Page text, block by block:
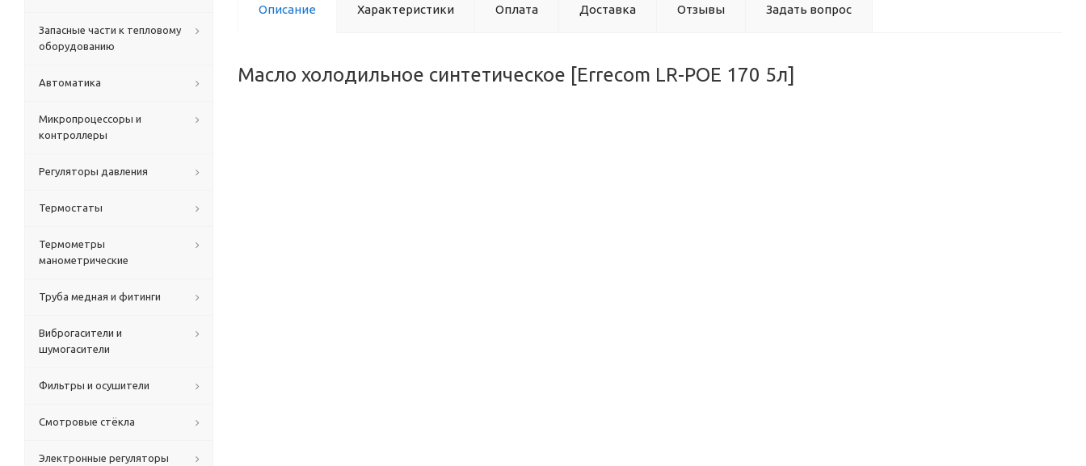
Описание Характеристики Оплата Доставка Отзывы Задать вопрос
Масло холодильное синтетическое [Errecom LR-POE 170 5л]
Запасные части к тепловому
оборудованию
Автоматика
Микропроцессоры и
контроллеры
Регуляторы давления
Термостаты
Термометры
манометрические
Труба медная и фитинги
Виброгасители и
шумогасители
Фильтры и осушители
Смотровые стёкла
Электронные регуляторы